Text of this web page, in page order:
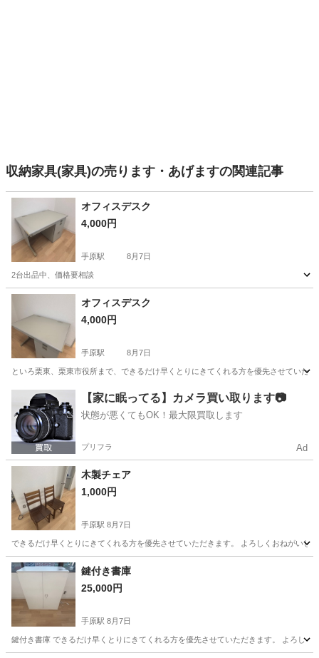
収納家具(家具)の売ります・あげますの関連記事
オフィスデスク
4,000円
手原駅 8月7日
2台出品中、価格要相談
滋賀 栗東市 オフィス用家具
オフィスデスク
4,000円
手原駅 8月7日
といろ栗東、栗東市役所まで、できるだけ早くとりにきてくれる方を優先させていた
栗東市 手原駅 オフィス用家具 オフィス
【家に眠ってる】カメラ買い取ります📷
状態が悪くてもOK！最大限買取します
プリフラ Ad
木製チェア
1,000円
手原駅 8月7日
できるだけ早くとりにきてくれる方を優先させていただきます。 よろしくおねがいし
滋賀 栗東市 手原駅
鍵付き書庫
25,000円
手原駅 8月7日
鍵付き書庫 できるだけ早くとりにきてくれる方を優先させていただきます。 よろしく